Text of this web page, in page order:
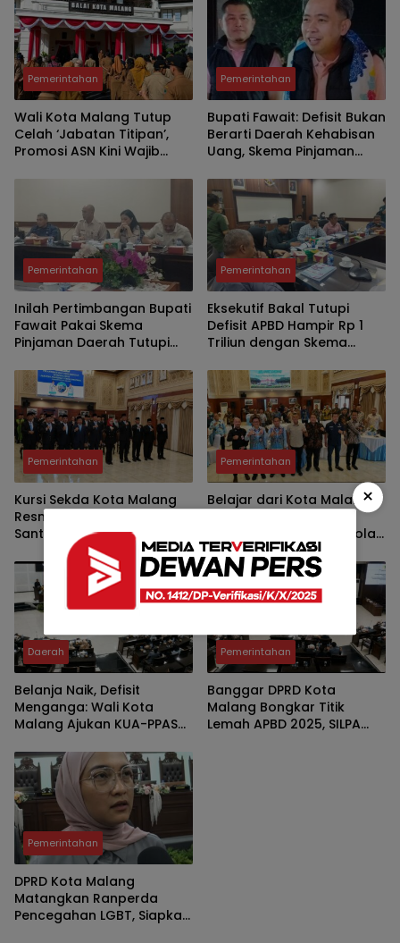
Pemerintahan
Wali Kota Malang Tutup
Celah ‘Jabatan Titipan’,
Promosi ASN Kini Wajib
Pemerintahan
Bupati Fawait: Defisit Bukan
Berarti Daerah Kehabisan
Uang, Skema Pinjaman
Jember Sehat
Pemerintahan
Inilah Pertimbangan Bupati
Fawait Pakai Skema
Pinjaman Daerah Tutupi
Pemerintahan
Eksekutif Bakal Tutupi
Defisit APBD Hampir Rp 1
Triliun dengan Skema
Pemerintahan
Kursi Sekda Kota Malang
Resmi Kosong, Erik Setyo
Santoso Digeser Jadi
Asisten, Pemkot Mulai Era
Baru Manajemen Talenta
Pemerintahan
Belajar dari Kota Malang,
Bapenda dan Tata Kelola
Parkir untuk Perkuat PAD
Daerah
Belanja Naik, Defisit
Menganga: Wali Kota
Malang Ajukan KUA-PPAS
ke DPRD
Pemerintahan
Banggar DPRD Kota
Malang Bongkar Titik
Lemah APBD 2025, SILPA
Pemerintahan
DPRD Kota Malang
Matangkan Ranperda
Pencegahan LGBT, Siapkan
×